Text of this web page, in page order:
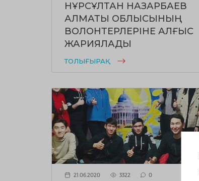
НҰРСҰЛТАН НАЗАРБАЕВ
АЛМАТЫ ОБЛЫСЫНЫҢ
ВОЛОНТЕРЛЕРІНЕ АЛҒЫС
ЖАРИЯЛАДЫ
ТОЛЫҒЫРАҚ
21.06.2020 3322 0